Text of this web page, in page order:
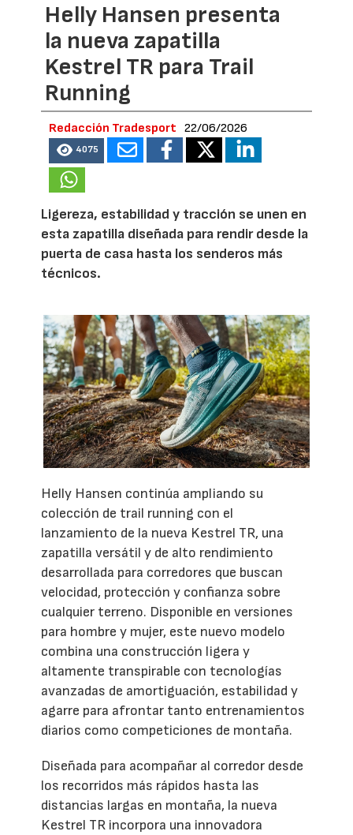
Helly Hansen presenta
la nueva zapatilla
Kestrel TR para Trail
Running
Redacción Tradesport 22/06/2026
4075
Ligereza, estabilidad y tracción se unen en
esta zapatilla diseñada para rendir desde la
puerta de casa hasta los senderos más
técnicos.
Helly Hansen continúa ampliando su
colección de trail running con el
lanzamiento de la nueva Kestrel TR, una
zapatilla versátil y de alto rendimiento
desarrollada para corredores que buscan
velocidad, protección y confianza sobre
cualquier terreno. Disponible en versiones
para hombre y mujer, este nuevo modelo
combina una construcción ligera y
altamente transpirable con tecnologías
avanzadas de amortiguación, estabilidad y
agarre para afrontar tanto entrenamientos
diarios como competiciones de montaña.
Diseñada para acompañar al corredor desde
los recorridos más rápidos hasta las
distancias largas en montaña, la nueva
Kestrel TR incorpora una innovadora